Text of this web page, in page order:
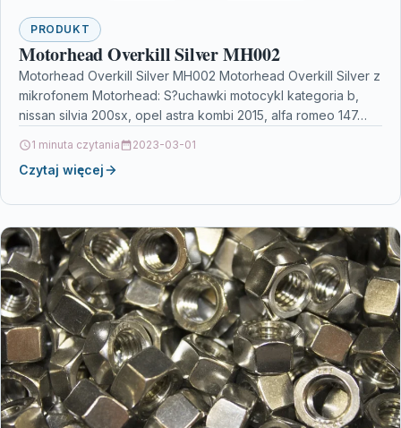
PRODUKT
Motorhead Overkill Silver MH002
Motorhead Overkill Silver MH002 Motorhead Overkill Silver z
mikrofonem Motorhead: S?uchawki motocykl kategoria b,
nissan silvia 200sx, opel astra kombi 2015, alfa romeo 147…
1 minuta czytania 2023-03-01
Czytaj więcej